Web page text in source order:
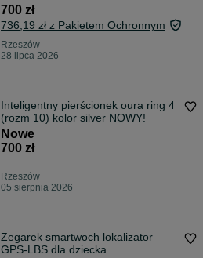
700 zł
736,19 zł z Pakietem Ochronnym
Rzeszów
28 lipca 2026
Inteligentny pierścionek oura ring 4
(rozm 10) kolor silver NOWY!
Nowe
700 zł
Rzeszów
05 sierpnia 2026
Zegarek smartwoch lokalizator
GPS-LBS dla dziecka